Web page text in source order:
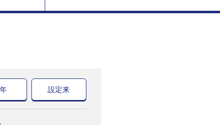
設定来